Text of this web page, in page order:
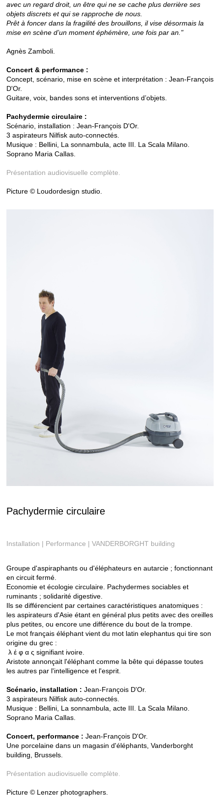
avec un regard droit, un être qui ne se cache plus derrière ses
objets discrets et qui se rapproche de nous.
Prêt à foncer dans la fragilité des brouillons, il vise désormais la
mise en scène d’un moment éphémère, une fois par an."
Agnès Zamboli.
Concert & performance :
Concept, scénario, mise en scène et interprétation : Jean-François
D'Or.
Guitare, voix, bandes sons et interventions d’objets.
Pachydermie circulaire :
Scénario, installation : Jean-François D'Or.
3 aspirateurs Nilfisk auto-connectés.
Musique : Bellini, La sonnambula, acte III. La Scala Milano.
Soprano Maria Callas.
Présentation audiovisuelle complète.
Picture © Loudordesign studio.
Pachydermie circulaire
Installation | Performance | VANDERBORGHT building
Groupe d'aspiraphants ou d'éléphateurs en autarcie ; fonctionnant
en circuit fermé.
Economie et écologie circulaire. Pachydermes sociables et
ruminants ; solidarité digestive.
Ils se différencient par certaines caractéristiques anatomiques :
les aspirateurs d'Asie étant en général plus petits avec des oreilles
plus petites, ou encore une différence du bout de la trompe.
Le mot français éléphant vient du mot latin elephantus qui tire son
origine du grec :
λ έ φ α ς signifiant ivoire.
Aristote annonçait l'éléphant comme la bête qui dépasse toutes
les autres par l'intelligence et l'esprit.
Scénario, installation : Jean-François D'Or.
3 aspirateurs Nilfisk auto-connectés.
Musique : Bellini, La sonnambula, acte III. La Scala Milano.
Soprano Maria Callas.
Concert, performance : Jean-François D'Or.
Une porcelaine dans un magasin d'éléphants, Vanderborght
building, Brussels.
Présentation audiovisuelle complète.
Picture © Lenzer photographers.